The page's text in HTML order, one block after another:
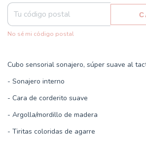
No sé mi código postal
Cubo sensorial sonajero, súper suave al
- Sonajero interno
- Cara de corderito suave
- Argolla/mordillo de madera
- Tiritas coloridas de agarre